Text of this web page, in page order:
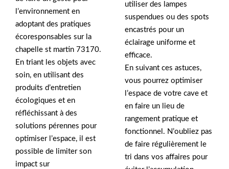
l’environnement en
adoptant des pratiques
écoresponsables sur la
chapelle st martin 73170.
En triant les objets avec
soin, en utilisant des
produits d’entretien
écologiques et en
réfléchissant à des
solutions pérennes pour
optimiser l’espace, il est
possible de limiter son
impact sur
utiliser des lampes
suspendues ou des spots
encastrés pour un
éclairage uniforme et
efficace.
En suivant ces astuces,
vous pourrez optimiser
l’espace de votre cave et
en faire un lieu de
rangement pratique et
fonctionnel. N’oubliez pas
de faire régulièrement le
tri dans vos affaires pour